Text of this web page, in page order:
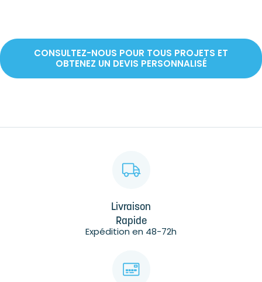
CONSULTEZ-NOUS POUR TOUS PROJETS ET
OBTENEZ UN DEVIS PERSONNALISÉ
Livraison
Rapide
Expédition en 48-72h